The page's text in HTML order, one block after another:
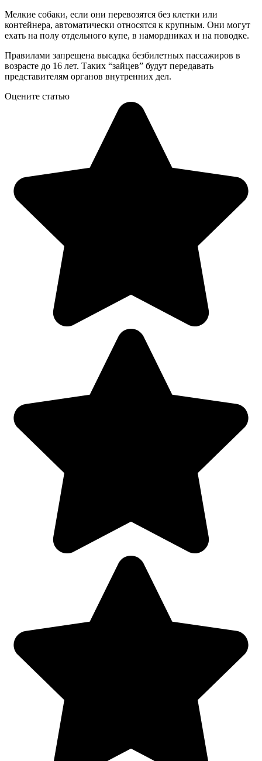
Мелкие собаки, если они перевозятся без клетки или
контейнера, автоматически относятся к крупным. Они могут
ехать на полу отдельного купе, в намордниках и на поводке.
Правилами запрещена высадка безбилетных пассажиров в
возрасте до 16 лет. Таких “зайцев” будут передавать
представителям органов внутренних дел.
Оцените статью